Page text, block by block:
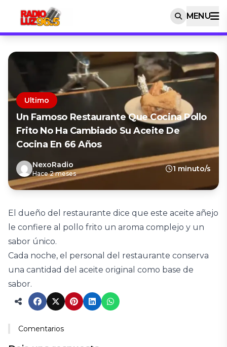
MENU
Ultimo
Un Famoso Restaurante Que Cocina Pollo
Frito No Ha Cambiado Su Aceite De
Cocina En 66 Años
NexoRadio
Hace 2 meses
1 minuto/s
El dueño del restaurante dice que este aceite añejo
le confiere al pollo frito un aroma complejo y un
sabor único.
Cada noche, el personal del restaurante conserva
una cantidad del aceite original como base de
sabor.
Comentarios